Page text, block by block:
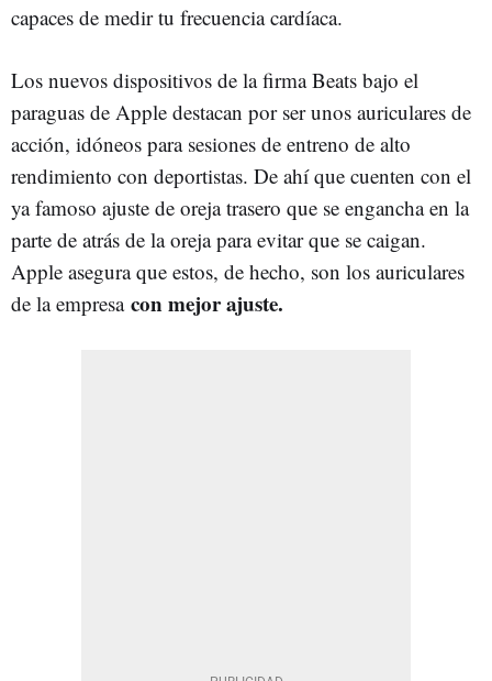
capaces de medir tu frecuencia cardíaca.
Los nuevos dispositivos de la firma Beats bajo el
paraguas de Apple destacan por ser unos auriculares de
acción, idóneos para sesiones de entreno de alto
rendimiento con deportistas. De ahí que cuenten con el
ya famoso ajuste de oreja trasero que se engancha en la
parte de atrás de la oreja para evitar que se caigan.
Apple asegura que estos, de hecho, son los auriculares
de la empresa con mejor ajuste.